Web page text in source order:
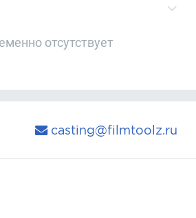
отсутствует
casting@filmtoolz.ru